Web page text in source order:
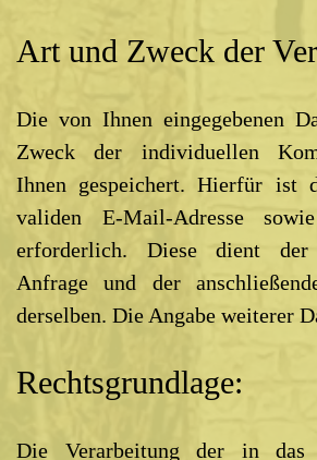
Art und Zweck der
Die von Ihnen eingegebenen
Zweck der individuellen
Ihnen gespeichert. Hierfür ist
validen E-Mail-Adresse
erforderlich. Diese dient der
Anfrage und der
derselben. Die Angabe weiterer
Rechtsgrundlage:
Die Verarbeitung der in das